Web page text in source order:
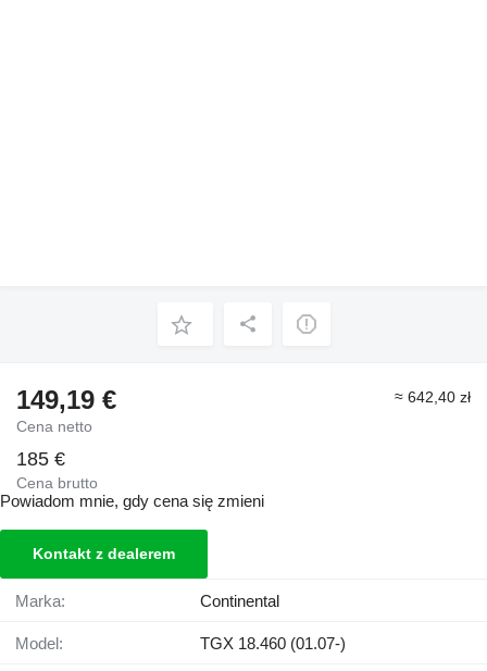
149,19 €
Cena netto
≈ 642,40 zł
185 €
Cena brutto
Powiadom mnie, gdy cena się zmieni
Kontakt z dealerem
Marka: Continental
Model: TGX 18.460 (01.07-)